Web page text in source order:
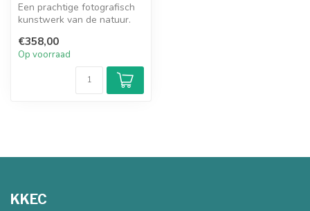
Een prachtige fotografisch
kunstwerk van de natuur.
...
€358,00
Op voorraad
KKEC